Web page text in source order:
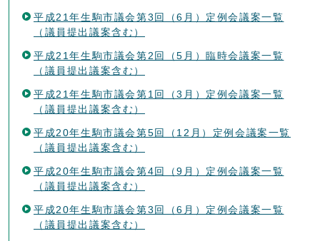
平成21年生駒市議会第3回（6月）定例会議案一覧
（議員提出議案含む）
平成21年生駒市議会第2回（5月）臨時会議案一覧
（議員提出議案含む）
平成21年生駒市議会第1回（3月）定例会議案一覧
（議員提出議案含む）
平成20年生駒市議会第5回（12月）定例会議案一覧
（議員提出議案含む）
平成20年生駒市議会第4回（9月）定例会議案一覧
（議員提出議案含む）
平成20年生駒市議会第3回（6月）定例会議案一覧
（議員提出議案含む）